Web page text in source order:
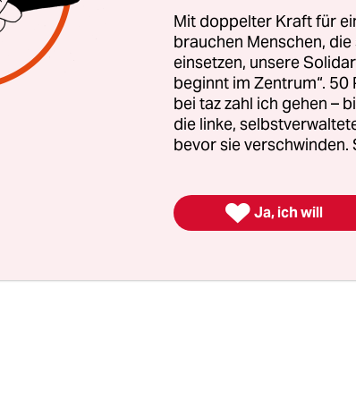
ist ein bekanntes pflanzliches
Beschwerden, das seit sechs Jahrzehnten
erzielt Bayer damit einen
Euro. Der ursprüngliche Hersteller
Vital übernommen worden.
Mit doppelter Kraft für
brauchen Menschen,
einsetzen, unsere
beginnt im Zentrum“.
bei taz zahl ich gehen –
die linke,
bevor sie verschwinden.
 Ja, ich will